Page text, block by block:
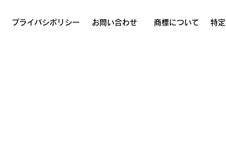
プライバシポリシー お問い合わせ 商標について 特